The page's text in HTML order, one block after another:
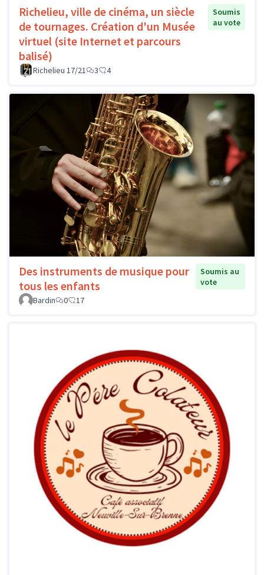
Richelieu, ville de cinéma, un siècle
de tournages. Création d'un Musée
virtuel (site Internet et parcours
balisé)
Soumis
au vote
Richelieu 17/21 3 4
Des instruments de musique pour
tous les enfants
Soumis au
vote
Bardin
0 17